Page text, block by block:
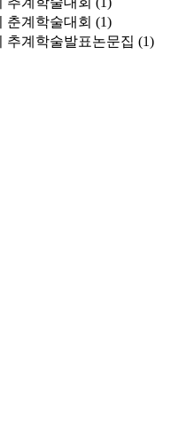
춘계학술대회 (1)
추계학술발표논문집 (1)